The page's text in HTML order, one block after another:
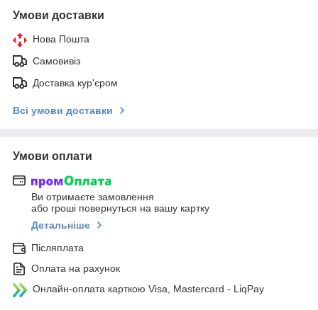
Умови доставки
Нова Пошта
Самовивіз
Доставка кур'єром
Всі умови доставки
Умови оплати
Ви отримаєте замовлення
або гроші повернуться на вашу картку
Детальніше
Післяплата
Оплата на рахунок
Онлайн-оплата карткою Visa, Mastercard - LiqPay